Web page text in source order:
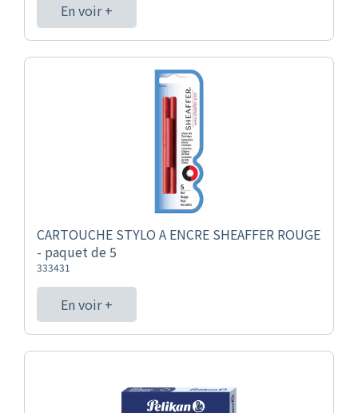
En voir +
CARTOUCHE STYLO A ENCRE SHEAFFER ROUGE
- paquet de 5
333431
En voir +